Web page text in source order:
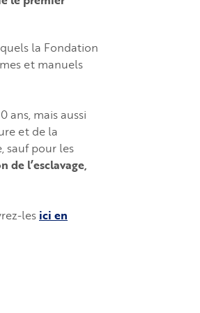
la Fondation
et manuels
ans, mais aussi
et de la
sauf pour les
de l’esclavage,
les ici en